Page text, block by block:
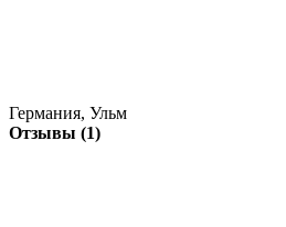
Германия, Ульм
Отзывы (1)